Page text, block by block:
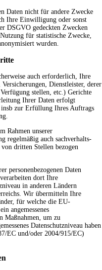
Daten nicht für andere Zwecke
Ihre Einwilligung oder sonst
DSGVO gedeckten Zwecken
für statistische Zwecke,
wurden.
auch erforderlich, Ihre
Dienstleister, derer
stellen, etc.) Gerichte
Ihrer Daten erfolgt
zur Erfüllung Ihres Auftrags
Rahmen unserer
regelmäßig auch sachverhalts-
dritten Stellen bezogen
personenbezogenen Daten
dort Ihre
in anderen Ländern
Wir übermitteln Ihre
für welche die EU-
angemessenes
Maßnahmen, um zu
Datenschutzniveau haben
EC und/oder 2004/915/EC)